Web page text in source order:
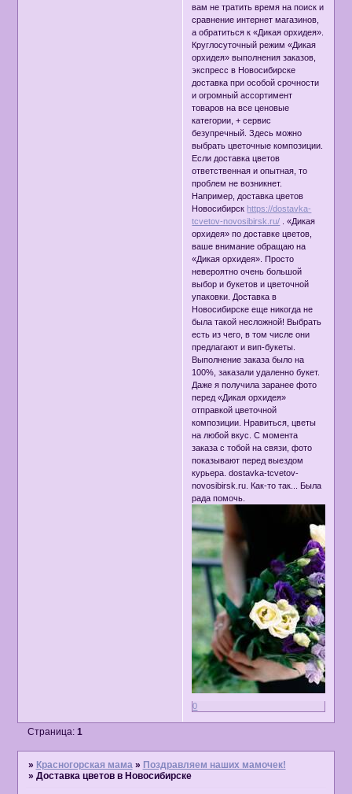
вам не тратить время на поиск и
сравнение интернет магазинов,
а обратиться к «Дикая орхидея».
Круглосуточный режим «Дикая
орхидея» выполнения заказов,
экспресс в Новосибирске
доставка при особой срочности
и огромный ассортимент
товаров на все ценовые
категории, + сервис
безупречный. Здесь можно
выбрать цветочные композиции.
Если доставка цветов
ответственная и опытная, то
проблем не возникнет.
Например, доставка цветов
Новосибирскhttps://dostavka-
tcvetov-novosibirsk.ru/ . «Дикая
орхидея» по доставке цветов,
ваше внимание обращаю на
«Дикая орхидея». Просто
невероятно очень большой
выбор и букетов и цветочной
упаковки. Доставка в
Новосибирске еще никогда не
была такой несложной! Выбрать
есть из чего, в том числе они
предлагают и вип-букеты.
Выполнение заказа было на
100%, заказали удаленно букет.
Даже я получила заранее фото
перед «Дикая орхидея»
отправкой цветочной
композиции. Нравиться, цветы
на любой вкус. С момента
заказа с тобой на связи, фото
показывают перед выездом
курьера. dostavka-tcvetov-
novosibirsk.ru. Как-то так... Была
рада помочь.
0
Страница: 1
» Красногорская мама » Поздравляем наших мамочек!
» Доставка цветов в Новосибирске